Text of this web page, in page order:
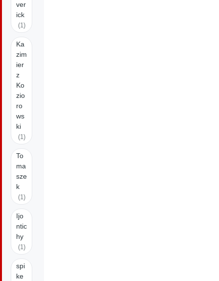
ver
ick
(1)
Ka
zim
ier
z
Ko
zio
ro
ws
ki
(1)
To
ma
sze
k
(1)
Ijo
ntic
hy
(1)
spi
ke